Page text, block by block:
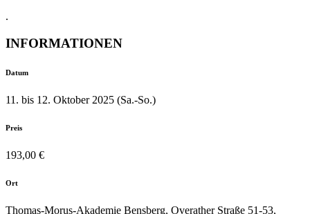
.
INFORMATIONEN
Datum
11. bis 12. Oktober 2025 (Sa.-So.)
Preis
193,00 €
Ort
Thomas-Morus-Akademie Bensberg, Overather Straße 51-53,